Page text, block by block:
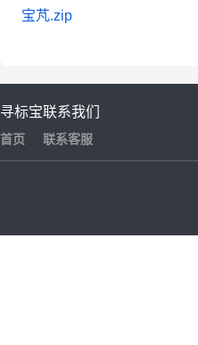
宝芃.zip
寻标宝
首页
联系我们
联系客服